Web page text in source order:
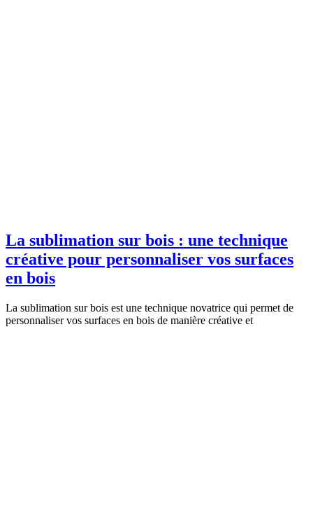
La sublimation sur bois : une technique
créative pour personnaliser vos surfaces
en bois
La sublimation sur bois est une technique novatrice qui permet de
personnaliser vos surfaces en bois de manière créative et